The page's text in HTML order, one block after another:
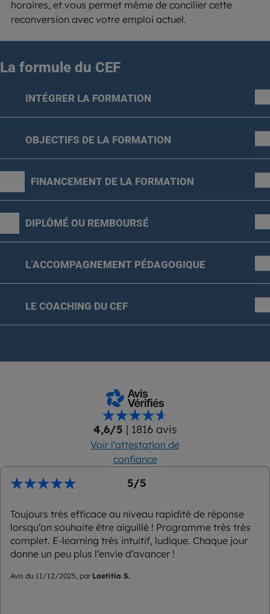
horaires, et vous permet même de concilier cette
reconversion avec votre emploi actuel.
La formule du CEF
INTÉGRER LA FORMATION
OBJECTIFS DE LA FORMATION
FINANCEMENT DE LA FORMATION
DIPLÔMÉ OU REMBOURSÉ
L’ACCOMPAGNEMENT PÉDAGOGIQUE
LE COACHING DU CEF
4,6/5 | 1816 avis
Voir l’attestation de
confiance
5/5
Toujours très efficace au niveau rapidité de réponse
lorsqu’on souhaite être aiguillé ! Programme très très
complet. E-learning très intuitif, ludique. Chaque jour
donne un peu plus l’envie d’avancer !
Avis du 11/12/2025, par Laetitia S.